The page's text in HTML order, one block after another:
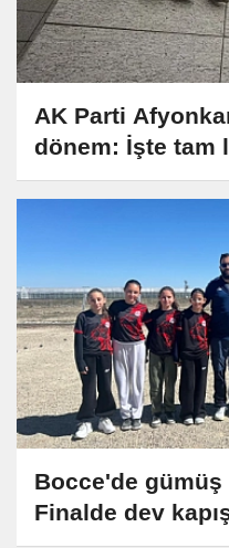
AK Parti
dönem: İşte tam
Bocce'de gümüş
Finalde dev